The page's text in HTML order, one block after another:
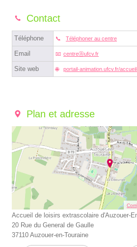
Contact
Téléphone Téléphoner au centre
Email centreⓐufcv.fr
Site web portail-animation.ufcv.fr/
Plan et adresse
Accueil de loisirs extrascolaire d'Auzouer-
20 Rue du General de Gaulle
37110 Auzouer-en-Touraine